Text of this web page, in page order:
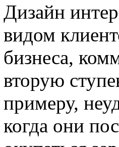
Дизайн
видом
бизнеса,
вторую
примеру,
когда они